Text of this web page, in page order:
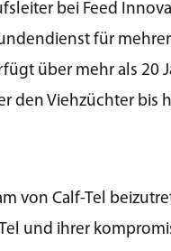
bei Feed
für
über mehr als 20
den Viehzüchter bis
von Calf-Tel
und ihrer